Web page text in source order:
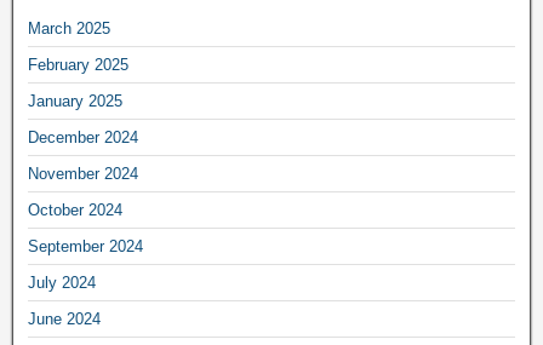
March 2025
February 2025
January 2025
December 2024
November 2024
October 2024
September 2024
July 2024
June 2024